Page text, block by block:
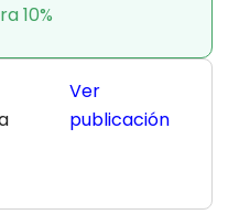
10%
Ver
publicación